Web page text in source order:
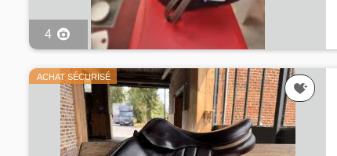
4
ACHAT SÉCURISÉ